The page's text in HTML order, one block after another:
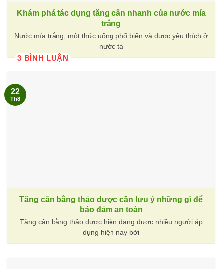
Khám phá tác dụng tăng cân nhanh của nước mía
trắng
Nước mía trắng, một thức uống phổ biến và được yêu thích ở
nước ta
3 BÌNH LUẬN
Tăng cân bằng thảo dược cần lưu ý những gì để
bảo đảm an toàn
Tăng cân bằng thảo dược hiện đang được nhiều người áp
dụng hiện nay bởi
22
Th8